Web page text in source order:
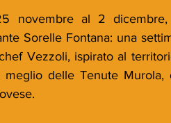
novembre al 2 dicembre,
Sorelle Fontana: una
Vezzoli, ispirato al
delle Tenute Murola,